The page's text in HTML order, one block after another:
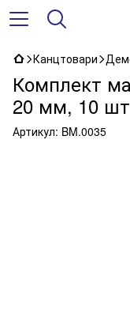
Канцтовари
Комплект
20 мм, 10 шт
Артикул: BM.0035